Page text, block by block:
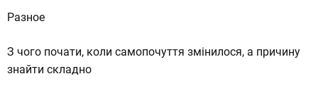
Разное
З чого почати, коли самопочуття змінилося, а причину
знайти складно